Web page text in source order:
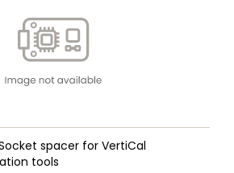
Socket spacer for VertiCal
tools